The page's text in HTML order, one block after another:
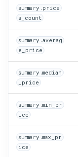
summary.price
s_count
summary.averag
e_price
summary.median
_price
summary.min_pr
ice
summary.max_pr
ice